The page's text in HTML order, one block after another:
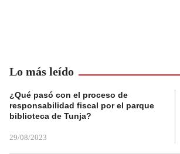
Lo más leído
¿Qué pasó con el proceso de
responsabilidad fiscal por el parque
biblioteca de Tunja?
29/08/2023